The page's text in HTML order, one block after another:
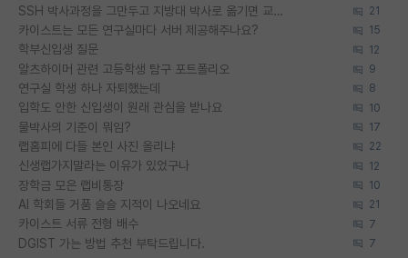
SSH 박사과정을 그만두고 지방대 박사로 옮기면 교수의 꿈은 끝일까요? 21
카이스트는 모든 연구실마다 서버 제공해주나요? 15
학부신입생 질문 12
알츠하이머 관련 고등학생 탐구 포트폴리오 9
연구실 학생 하나 자퇴했는데 8
입학도 안한 신입생이 원래 관심을 받나요 10
물박사의 기준이 뭐임? 17
랩홈피에 다들 본인 사진 올리냐 22
신생랩가지말라는 이유가 있었구나 12
장학금 모은 랩비통장 10
AI 학회들 거품 슬슬 지적이 나오네요 21
카이스트 서류 전형 배수 7
DGIST 가는 방법 추천 부탁드립니다. 7